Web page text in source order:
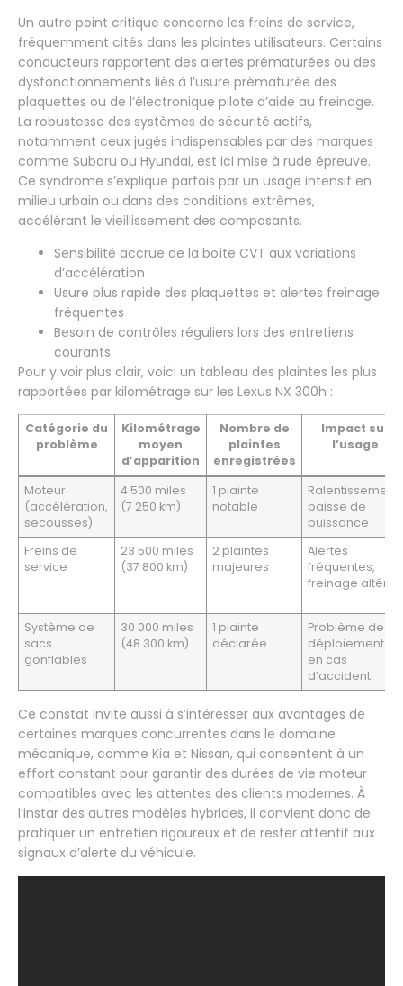
Un autre point critique concerne les freins de service,
fréquemment cités dans les plaintes utilisateurs. Certains
conducteurs rapportent des alertes prématurées ou des
dysfonctionnements liés à l’usure prématurée des
plaquettes ou de l’électronique pilote d’aide au freinage.
La robustesse des systèmes de sécurité actifs,
notamment ceux jugés indispensables par des marques
comme Subaru ou Hyundai, est ici mise à rude épreuve.
Ce syndrome s’explique parfois par un usage intensif en
milieu urbain ou dans des conditions extrêmes,
accélérant le vieillissement des composants.
Sensibilité accrue de la boîte CVT aux variations
d’accélération
Usure plus rapide des plaquettes et alertes freinage
fréquentes
Besoin de contrôles réguliers lors des entretiens
courants
Pour y voir plus clair, voici un tableau des plaintes les plus
rapportées par kilométrage sur les Lexus NX 300h :
Catégorie du
problème
Kilométrage
moyen
d’apparition
Nombre de
plaintes
enregistrées
Impact sur
l’usage
Moteur
(accélération,
secousses)
4 500 miles
(7 250 km)
1 plainte
notable
Ralentissement,
baisse de
puissance
Freins de
service
23 500 miles
(37 800 km)
2 plaintes
majeures
Alertes
fréquentes,
freinage altéré
Système de
sacs
gonflables
30 000 miles
(48 300 km)
1 plainte
déclarée
Problème de
déploiement
en cas
d’accident
Ce constat invite aussi à s’intéresser aux avantages de
certaines marques concurrentes dans le domaine
mécanique, comme Kia et Nissan, qui consentent à un
effort constant pour garantir des durées de vie moteur
compatibles avec les attentes des clients modernes. À
l’instar des autres modèles hybrides, il convient donc de
pratiquer un entretien rigoureux et de rester attentif aux
signaux d’alerte du véhicule.